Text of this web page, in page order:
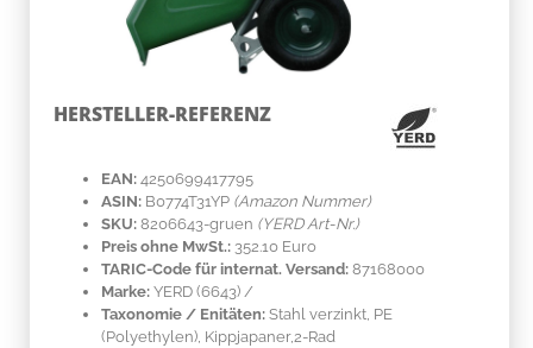
HERSTELLER-REFERENZ
EAN: 4250699417795
ASIN: B0774T31YP (Amazon Nummer)
SKU: 8206643-gruen (YERD Art-Nr.)
Preis ohne MwSt.: 352.10 Euro
TARIC-Code für internat. Versand: 87168000
Marke: YERD (6643) /
Taxonomie / Enitäten: Stahl verzinkt, PE
(Polyethylen) , Kippjapaner,2-Rad